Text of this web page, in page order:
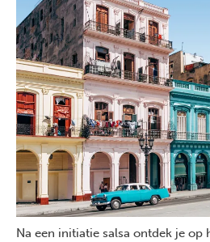
Na een initiatie salsa ontdek je op